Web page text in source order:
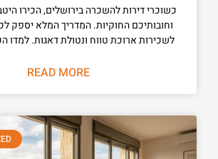
כשוכרי דירות להשכרה בירושלים, הכירו
וחובותיכם החוקיות. המדריך המלא יספק
לשכירות ארוכת טווח ונטולת דאגות. למדו
READ MORE